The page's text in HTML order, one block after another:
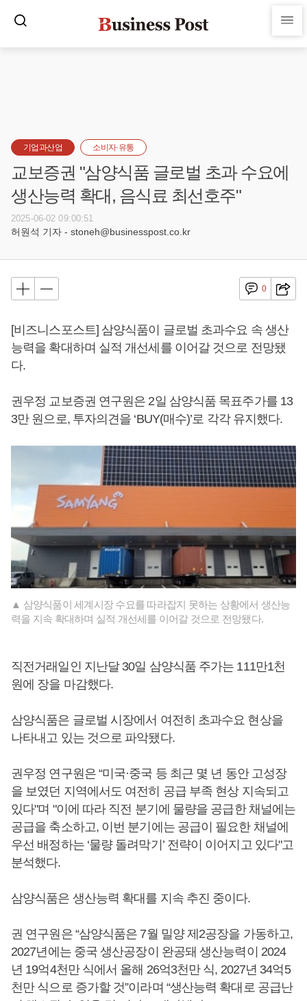
기업과산업 소비자·유통
교보증권 "삼양식품 글로벌 초과 수요에
생산능력 확대, 음식료 최선호주"
2025-06-02 09:00:51
허원석 기자 - stoneh@businesspost.co.kr
0
[비즈니스포스트] 삼양식품이 글로벌 초과수요 속 생산
능력을 확대하며 실적 개선세를 이어갈 것으로 전망됐
다.
권우정 교보증권 연구원은 2일 삼양식품 목표주가를 13
3만 원으로, 투자의견을 ‘BUY(매수)’로 각각 유지했다.
▲ 삼양식품이 세계시장 수요를 따라잡지 못하는 상황에서 생산능
력을 지속 확대하며 실적 개선세를 이어갈 것으로 전망됐다.
직전거래일인 지난달 30일 삼양식품 주가는 111만1천
원에 장을 마감했다.
삼양식품은 글로벌 시장에서 여전히 초과수요 현상을
나타내고 있는 것으로 파악됐다.
권우정 연구원은 “미국·중국 등 최근 몇 년 동안 고성장
을 보였던 지역에서도 여전히 공급 부족 현상 지속되고
있다"며 "이에 따라 직전 분기에 물량을 공급한 채널에는
공급을 축소하고, 이번 분기에는 공급이 필요한 채널에
우선 배정하는 ‘물량 돌려막기’ 전략이 이어지고 있다"고
분석했다.
삼양식품은 생산능력 확대를 지속 추진 중이다.
권 연구원은 “삼양식품은 7월 밀양 제2공장을 가동하고,
2027년에는 중국 생산공장이 완공돼 생산능력이 2024
년 19억4천만 식에서 올해 26억3천만 식, 2027년 34억5
천만 식으로 증가할 것”이라며 “생산능력 확대로 공급난